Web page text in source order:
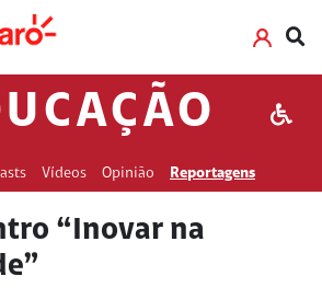
Vídeos Opinião Reportagens
“Inovar na